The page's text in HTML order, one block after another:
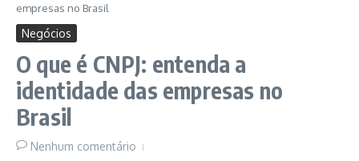
empresas no Brasil
Negócios
O que é CNPJ: entenda a
identidade das empresas no
Brasil
Nenhum comentário